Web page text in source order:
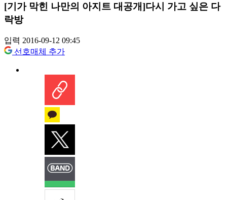
[기가 막힌 나만의 아지트 대공개]다시 가고 싶은 다
락방
입력 2016-09-12 09:45
선호매체 추가